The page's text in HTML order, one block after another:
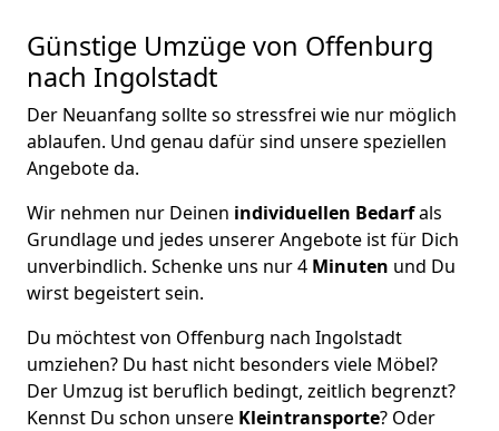
Günstige Umzüge von Offenburg
nach Ingolstadt
Der Neuanfang sollte so stressfrei wie nur möglich
ablaufen. Und genau dafür sind unsere speziellen
Angebote da.
Wir nehmen nur Deinen individuellen Bedarfals
Grundlage und jedes unserer Angebote ist für Dich
unverbindlich. Schenke uns nur 4 Minuten und Du
wirst begeistert sein.
Du möchtest von Offenburg nach Ingolstadt
umziehen? Du hast nicht besonders viele Möbel?
Der Umzug ist beruflich bedingt, zeitlich begrenzt?
Kennst Du schon unsere Kleintransporte? Oder